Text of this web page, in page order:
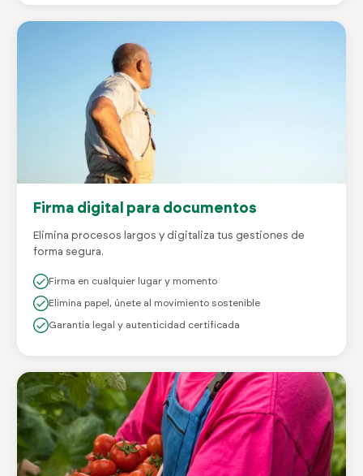
Firma digital para documentos
Elimina procesos largos y digitaliza tus gestiones de
forma segura.
Firma en cualquier lugar y momento
Elimina papel, únete al movimiento sostenible
Garantía legal y autenticidad certificada